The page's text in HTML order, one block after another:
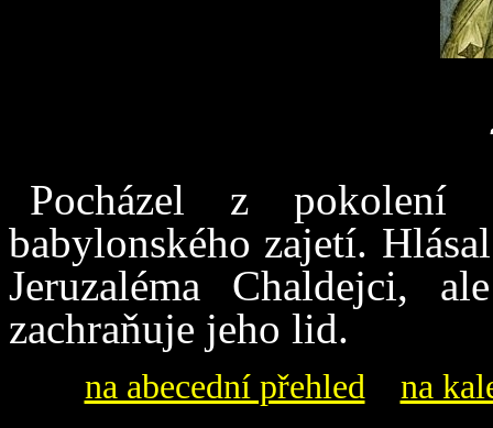
Pocházel z pokolení
babylonského zajetí.
Jeruzaléma Chaldejci,
zachraňuje jeho lid.
na abecední přehled na